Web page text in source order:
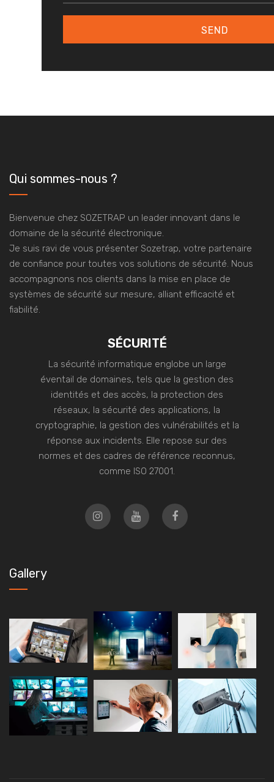
Qui sommes-nous ?
Bienvenue chez SOZETRAP un leader innovant dans le
domaine de la sécurité électronique.
Je suis ravi de vous présenter Sozetrap, votre partenaire
de confiance pour toutes vos solutions de sécurité. Nous
accompagnons nos clients dans la mise en place de
systèmes de sécurité sur mesure, alliant efficacité et
fiabilité.
SÉCURITÉ
La sécurité informatique englobe un large
éventail de domaines, tels que la gestion des
identités et des accès, la protection des
réseaux, la sécurité des applications, la
cryptographie, la gestion des vulnérabilités et la
réponse aux incidents. Elle repose sur des
normes et des cadres de référence reconnus,
comme ISO 27001.
Gallery